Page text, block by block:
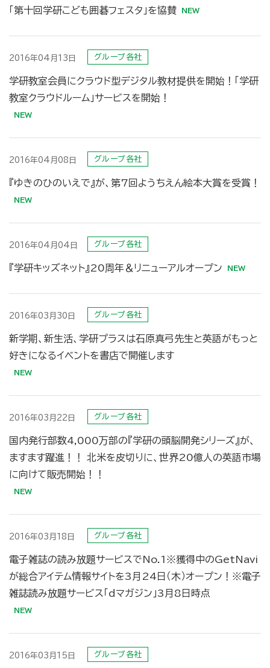
「第十回学研こども囲碁フェスタ」を協賛
2016年04月13日 グループ各社
学研教室会員にクラウド型デジタル教材提供を開始！「学研
教室クラウドルーム」サービスを開始！
2016年04月08日 グループ各社
『ゆきのひのいえで』が、第7回ようちえん絵本大賞を受賞！
2016年04月04日 グループ各社
『学研キッズネット』20周年＆リニューアルオープン
2016年03月30日 グループ各社
新学期、新生活、学研プラスは石原真弓先生と英語がもっと
好きになるイベントを書店で開催します
2016年03月22日 グループ各社
国内発行部数4,000万部の『学研の頭脳開発シリーズ』が、
ますます躍進！！ 北米を皮切りに、世界20億人の英語市場
に向けて販売開始！！
2016年03月18日 グループ各社
電子雑誌の読み放題サービスでNo.1※獲得中のGetNavi
が総合アイテム情報サイトを3月24日（木）オープン！※電子
雑誌読み放題サービス「dマガジン」3月8日時点
2016年03月15日 グループ各社